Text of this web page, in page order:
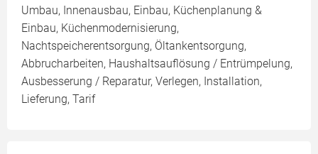
Umbau, Innenausbau, Einbau, Küchenplanung &
Einbau, Küchenmodernisierung,
Nachtspeicherentsorgung, Öltankentsorgung,
Abbrucharbeiten, Haushaltsauflösung / Entrümpelung,
Ausbesserung / Reparatur, Verlegen, Installation,
Lieferung, Tarif